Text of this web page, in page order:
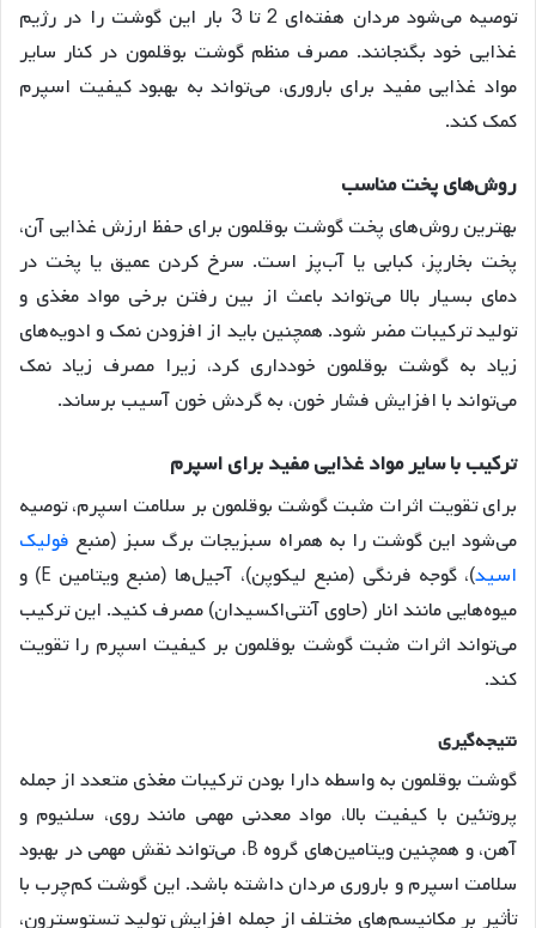
توصیه می‌شود مردان هفته‌ای 2 تا 3 بار این گوشت را در رژیم
غذایی خود بگنجانند. مصرف منظم گوشت بوقلمون در کنار سایر
مواد غذایی مفید برای باروری، می‌تواند به بهبود کیفیت اسپرم
کمک کند.
روشهایپختمناسب
بهترین روش‌های پخت گوشت بوقلمون برای حفظ ارزش غذایی آن،
پخت بخارپز، کبابی یا آب‌پز است. سرخ کردن عمیق یا پخت در
دمای بسیار بالا می‌تواند باعث از بین رفتن برخی مواد مغذی و
تولید ترکیبات مضر شود. همچنین باید از افزودن نمک و ادویه‌های
زیاد به گوشت بوقلمون خودداری کرد، زیرا مصرف زیاد نمک
می‌تواند با افزایش فشار خون، به گردش خون آسیب برساند.
ترکیبباسایرموادغذاییمفیدبرایاسپرم
برای تقویت اثرات مثبت گوشت بوقلمون بر سلامت اسپرم، توصیه
می‌شود این گوشت را به همراه سبزیجات برگ سبز (منبع فولیک
اسید
)، گوجه فرنگی (منبع لیکوپن)، آجیل‌ها (منبع ویتامین E) و
میوه‌هایی مانند انار (حاوی آنتی‌اکسیدان) مصرف کنید. این ترکیب
می‌تواند اثرات مثبت گوشت بوقلمون بر کیفیت اسپرم را تقویت
کند.
نتیجهگیری
گوشت بوقلمون به واسطه دارا بودن ترکیبات مغذی متعدد از جمله
پروتئین با کیفیت بالا، مواد معدنی مهمی مانند روی، سلنیوم و
آهن، و همچنین ویتامین‌های گروه B، می‌تواند نقش مهمی در بهبود
سلامت اسپرم و باروری مردان داشته باشد. این گوشت کم‌چرب با
تأثیر بر مکانیسم‌های مختلف از جمله افزایش تولید تستوسترون،